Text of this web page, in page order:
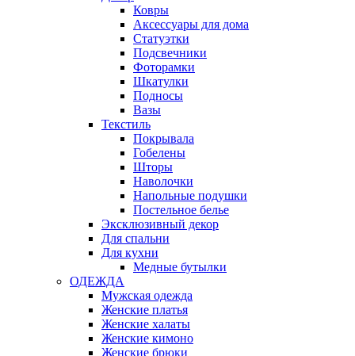
Ковры
Аксессуары для дома
Статуэтки
Подсвечники
Фоторамки
Шкатулки
Подносы
Вазы
Текстиль
Покрывала
Гобелены
Шторы
Наволочки
Напольные подушки
Постельное белье
Эксклюзивный декор
Для спальни
Для кухни
Медные бутылки
ОДЕЖДА
Мужская одежда
Женские платья
Женские халаты
Женские кимоно
Женские брюки